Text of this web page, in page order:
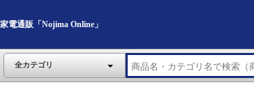
電通販「Nojima Online」
全カテゴリ